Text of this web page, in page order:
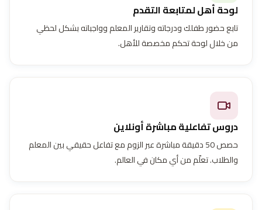
لوحة أهل لمتابعة التقدم
تابع حضور طفلك ودرجاته وتقارير المعلم وواجباته بشكل لحظي
من خلال لوحة تحكم مخصصة للأهل.
دروس تفاعلية مباشرة أونلاين
حصص 50 دقيقة مباشرة عبر الزوم مع تفاعل حقيقي بين المعلم
والطلاب. تعلّم من أي مكان في العالم.